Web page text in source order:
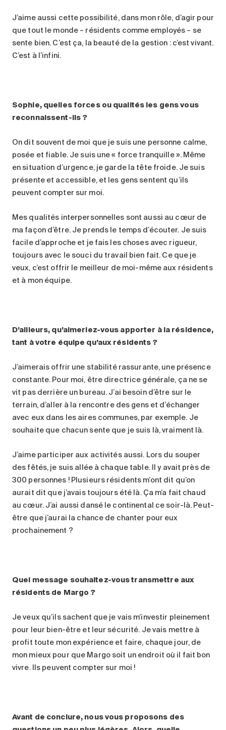
J’aime aussi cette possibilité, dans mon rôle, d’agir pour
que tout le monde – résidents comme employés – se
sente bien. C’est ça, la beauté de la gestion : c’est vivant.
C’est à l’infini.
Sophie, quelles forces ou qualités les gens vous
reconnaissent-ils ?
On dit souvent de moi que je suis une personne calme,
posée et fiable. Je suis une « force tranquille ». Même
en situation d’urgence, je garde la tête froide. Je suis
présente et accessible, et les gens sentent qu’ils
peuvent compter sur moi.
Mes qualités interpersonnelles sont aussi au cœur de
ma façon d’être. Je prends le temps d’écouter. Je suis
facile d’approche et je fais les choses avec rigueur,
toujours avec le souci du travail bien fait. Ce que je
veux, c’est offrir le meilleur de moi-même aux résidents
et à mon équipe.
D’ailleurs, qu’aimeriez-vous apporter à la résidence,
tant à votre équipe qu’aux résidents ?
J’aimerais offrir une stabilité rassurante, une présence
constante. Pour moi, être directrice générale, ça ne se
vit pas derrière un bureau. J’ai besoin d’être sur le
terrain, d’aller à la rencontre des gens et d’échanger
avec eux dans les aires communes, par exemple. Je
souhaite que chacun sente que je suis là, vraiment là.
J’aime participer aux activités aussi. Lors du souper
des fêtés, je suis allée à chaque table. Il y avait près de
300 personnes ! Plusieurs résidents m’ont dit qu’on
aurait dit que j’avais toujours été là. Ça m’a fait chaud
au cœur. J’ai aussi dansé le continental ce soir-là. Peut-
être que j’aurai la chance de chanter pour eux
prochainement ?
Quel message souhaitez-vous transmettre aux
résidents de Margo ?
Je veux qu’ils sachent que je vais m’investir pleinement
pour leur bien-être et leur sécurité. Je vais mettre à
profit toute mon expérience et faire, chaque jour, de
mon mieux pour que Margo soit un endroit où il fait bon
vivre. Ils peuvent compter sur moi !
Avant de conclure, nous vous proposons des